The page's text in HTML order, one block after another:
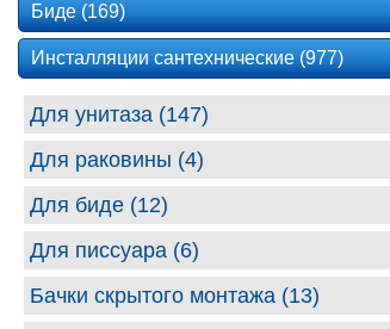
Биде (169)
Инсталляции сантехнические (977)
Для унитаза (147)
Для раковины (4)
Для биде (12)
Для писсуара (6)
Бачки скрытого монтажа (13)